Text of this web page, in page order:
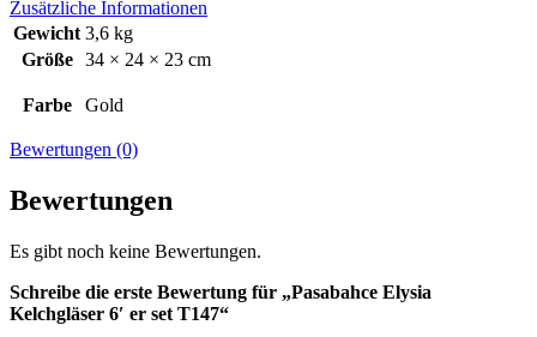
Zusätzliche Informationen
Gewicht 3,6 kg
Größe
34 × 24 × 23 cm
Farbe Gold
Bewertungen (0)
Bewertungen
Es gibt noch keine Bewertungen.
Schreibe die erste Bewertung für „Pasabahce Elysia
Kelchgläser 6′ er set T147“